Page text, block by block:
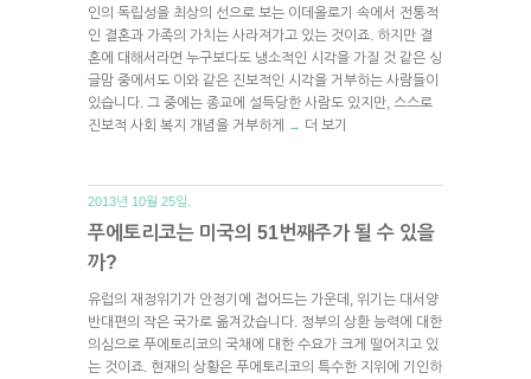
인의 독립성을 최상의 선으로 보는 이데올로기 속에서 전통적
인 결혼과 가족의 가치는 사라져가고 있는 것이죠. 하지만 결
혼에 대해서라면 누구보다도 냉소적인 시각을 가질 것 같은 싱
글맘 중에서도 이와 같은 진보적인 시각을 거부하는 사람들이
있습니다. 그 중에는 종교에 설득당한 사람도 있지만, 스스로
진보적 사회 복지 개념을 거부하게
→ 더 보기
2013년 10월 25일.
푸에토리코는 미국의 51번째주가 될 수 있을
까?
유럽의 재정위기가 안정기에 접어드는 가운데, 위기는 대서양
반대편의 작은 국가로 옮겨갔습니다. 정부의 상환 능력에 대한
의심으로 푸에토리코의 국채에 대한 수요가 크게 떨어지고 있
는 것이죠. 현재의 상황은 푸에토리코의 특수한 지위에 기인하